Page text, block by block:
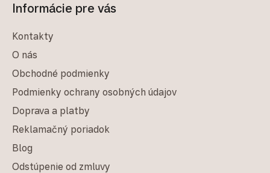
Informácie pre vás
Kontakty
O nás
Obchodné podmienky
Podmienky ochrany osobných údajov
Doprava a platby
Reklamačný poriadok
Blog
Odstúpenie od zmluvy